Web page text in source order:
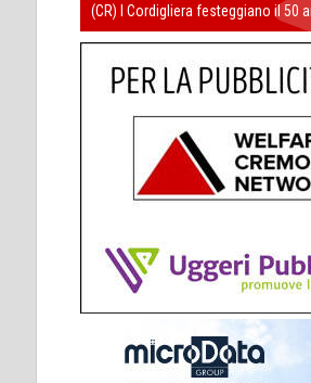
(CR) I Cordigliera festeggiano il 50